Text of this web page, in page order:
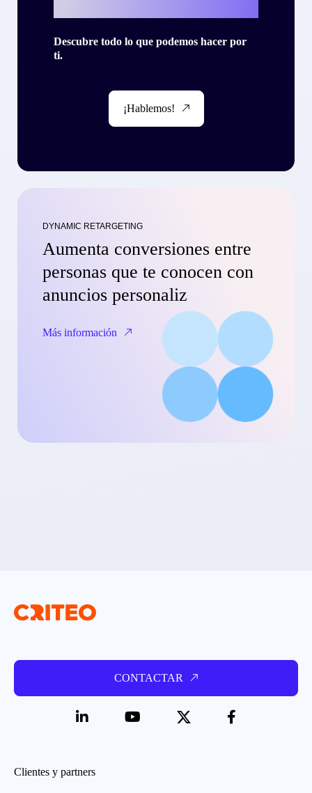
Descubre todo lo que podemos hacer por
ti.
¡Hablemos!
DYNAMIC RETARGETING
Aumenta conversiones entre
personas que te conocen con
anuncios personaliz
Más información
CONTACTAR
Clientes y partners